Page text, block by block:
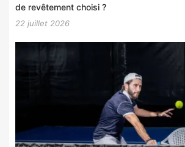
de revêtement choisi ?
22 juillet 2026